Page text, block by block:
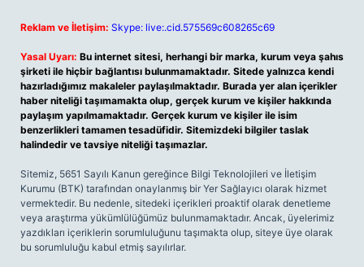
Reklam ve İletişim: Skype: live:.cid.575569c608265c69
Yasal Uyarı: Bu internet sitesi, herhangi bir marka, kurum veya şahıs
şirketi ile hiçbir bağlantısı bulunmamaktadır. Sitede yalnızca kendi
hazırladığımız makaleler paylaşılmaktadır. Burada yer alan içerikler
haber niteliği taşımamakta olup, gerçek kurum ve kişiler hakkında
paylaşım yapılmamaktadır. Gerçek kurum ve kişiler ile isim
benzerlikleri tamamen tesadüfidir. Sitemizdeki bilgiler taslak
halindedir ve tavsiye niteliği taşımazlar.
Sitemiz, 5651 Sayılı Kanun gereğince Bilgi Teknolojileri ve İletişim
Kurumu (BTK) tarafından onaylanmış bir Yer Sağlayıcı olarak hizmet
vermektedir. Bu nedenle, sitedeki içerikleri proaktif olarak denetleme
veya araştırma yükümlülüğümüz bulunmamaktadır. Ancak, üyelerimiz
yazdıkları içeriklerin sorumluluğunu taşımakta olup, siteye üye olarak
bu sorumluluğu kabul etmiş sayılırlar.